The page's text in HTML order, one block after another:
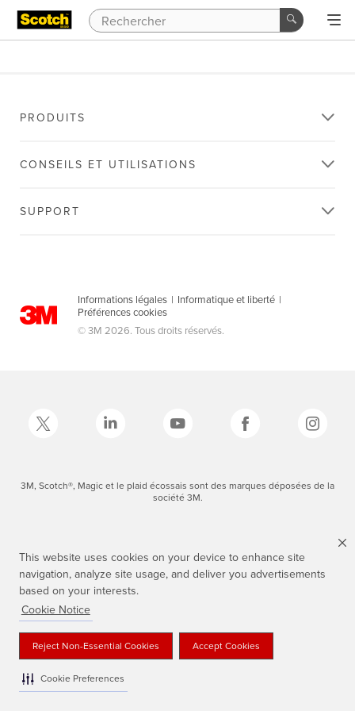
This website uses cookies on your device to enhance site
navigation, analyze site usage, and deliver you advertisements
based on your interests.
Cookie Notice
Reject Non-Essential Cookies Accept Cookies
Cookie Preferences
PRODUITS
CONSEILS ET UTILISATIONS
SUPPORT
Informations légales | Informatique et liberté |
Préférences cookies
© 3M 2026. Tous droits réservés.
3M, Scotch®, Magic et le plaid écossais sont des marques déposées de la
société 3M.